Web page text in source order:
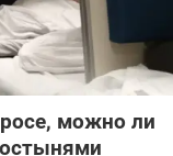
можно ли